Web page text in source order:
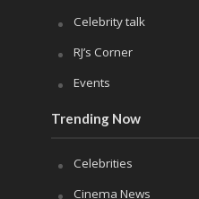
Celebrity talk
RJ’s Corner
Events
Trending Now
Celebrities
Cinema News